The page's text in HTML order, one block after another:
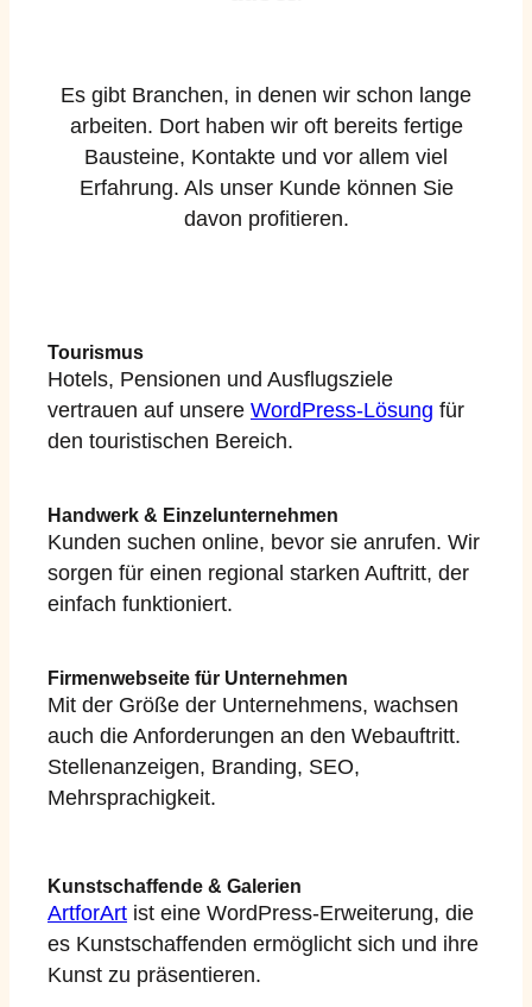
Es gibt Branchen, in denen wir schon lange
arbeiten. Dort haben wir oft bereits fertige
Bausteine, Kontakte und vor allem viel
Erfahrung. Als unser Kunde können Sie
davon profitieren.
Tourismus
Hotels, Pensionen und Ausflugsziele
vertrauen auf unsere WordPress-Lösung für
den touristischen Bereich.
Handwerk & Einzelunternehmen
Kunden suchen online, bevor sie anrufen. Wir
sorgen für einen regional starken Auftritt, der
einfach funktioniert.
Firmenwebseite für Unternehmen
Mit der Größe der Unternehmens, wachsen
auch die Anforderungen an den Webauftritt.
Stellenanzeigen, Branding, SEO,
Mehrsprachigkeit.
Kunstschaffende & Galerien
ArtforArt ist eine WordPress-Erweiterung, die
es Kunstschaffenden ermöglicht sich und ihre
Kunst zu präsentieren.